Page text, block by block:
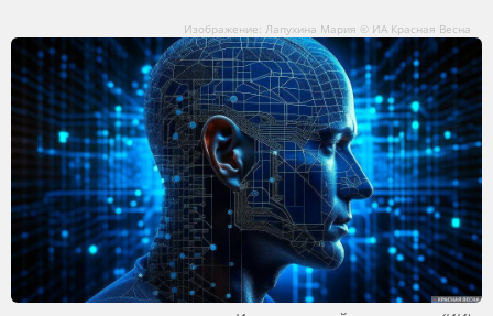
Изображение: Лапухина Мария © ИА Красная Весна